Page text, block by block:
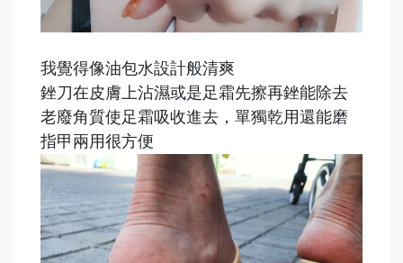
我覺得像油包水設計般清爽
銼刀在皮膚上沾濕或是足霜先擦再銼能除去
老廢角質使足霜吸收進去，單獨乾用還能磨
指甲兩用很方便